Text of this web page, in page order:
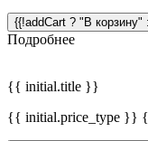
Подробнее
{{ initial.title }}
{{ initial.price_type }}